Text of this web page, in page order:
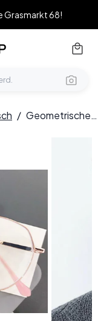
Grasmarkt 68!
/ Geometrische roze titanium bril #BS0406-0334